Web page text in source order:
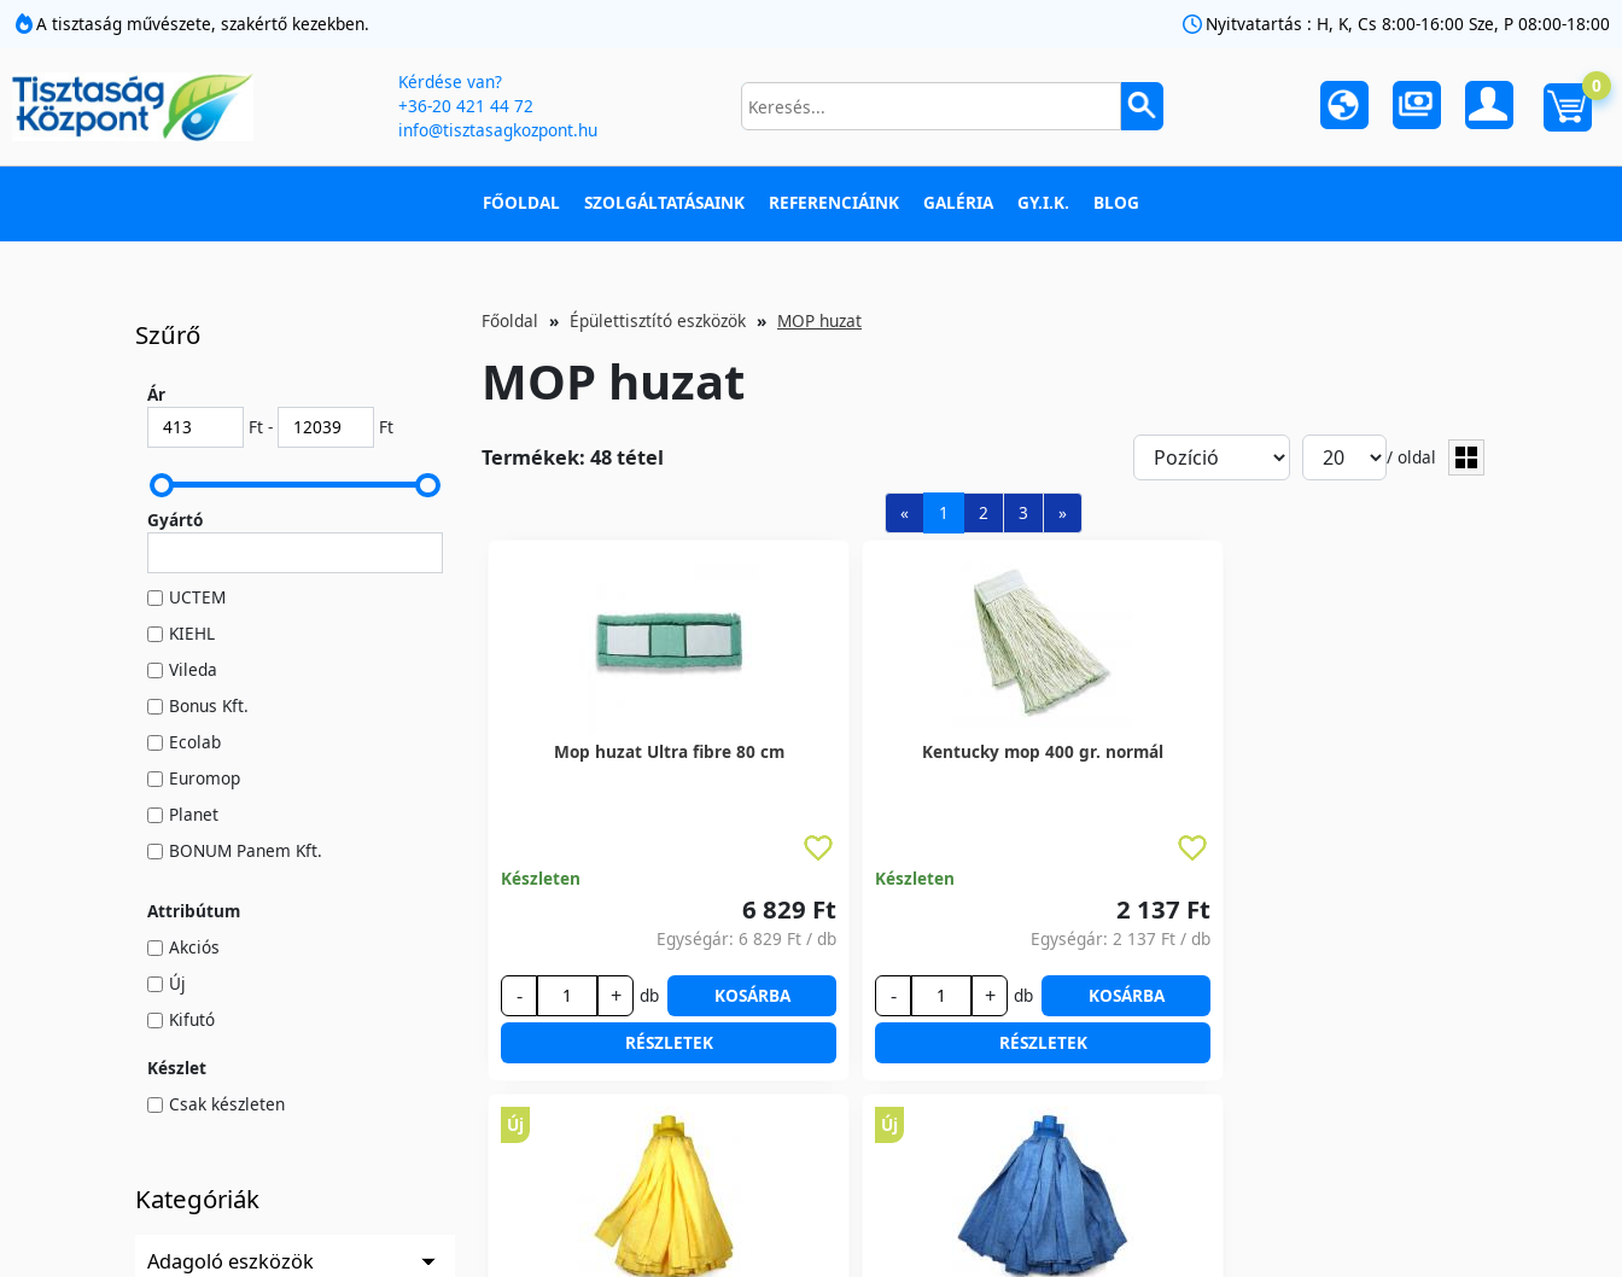
A tisztaság művészete, szakértő kezekben. Nyitvatartás : H, K, Cs 8:00-16:00 Sze, P 08:00-18:00
Kérdése van?
+36-20 421 44 72
info@tisztasagkozpont.hu
0
FŐOLDAL SZOLGÁLTATÁSAINK REFERENCIÁINK GALÉRIA GY.I.K. BLOG
Szűrő
Ár
Ft -
Ft
Gyártó
UCTEM
KIEHL
Vileda
Bonus Kft.
Ecolab
Euromop
Planet
BONUM Panem Kft.
HUNTER
Attribútum
Akciós
Új
Kifutó
Készlet
Csak készleten
Kategóriák
Adagoló eszközök
Főoldal Épülettisztító eszközök MOP huzat
MOP huzat
Termékek: 48 tétel / oldal
« 1 2 3 »
Mop huzat Ultra fibre 80 cm
Készleten
6 829 Ft
Egységár: 6 829 Ft / db
- + db KOSÁRBA
RÉSZLETEK
Kentucky mop 400 gr. normál
Készleten
2 137 Ft
Egységár: 2 137 Ft / db
- + db KOSÁRBA
RÉSZLETEK
Új Új